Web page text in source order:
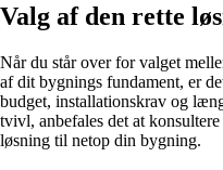
Valg af den rette
Når du står over for valget
af dit bygnings fundament, er
budget, installationskrav og
tvivl, anbefales det at
løsning til netop din bygning.